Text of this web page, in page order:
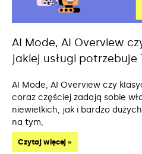
AI Mode, AI Overview
jakiej usługi potrzebuje
AI Mode, AI Overview czy
coraz częściej zadają sobie
niewielkich, jak i bardzo
na tym,
Czytaj więcej »